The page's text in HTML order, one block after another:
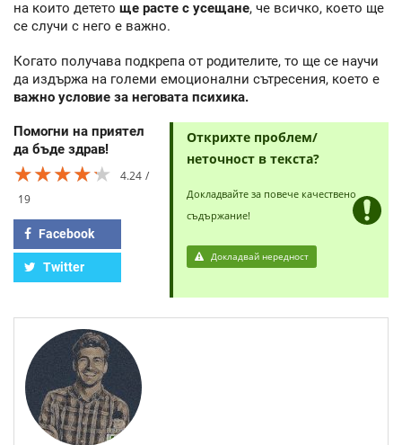
на които детето ще расте с усещане, че всичко, което ще
се случи с него е важно.
Когато получава подкрепа от родителите, то ще се научи
да издържа на големи емоционални сътресения, което е
важно условие за неговата психика.
Помогни на приятел
да бъде здрав!
★★★★★
★★★★★
★★★★★
4.24
19
Facebook
Twitter
Открихте проблем/
неточност в текста?
Докладвайте за повече качествено
съдържание!
Докладвай нередност